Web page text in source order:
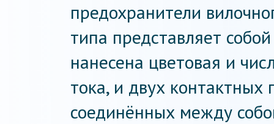
предохранители
типа представляет
нанесена цветовая и
тока, и двух контактных
соединённых между